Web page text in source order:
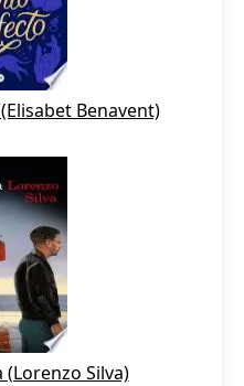
Benavent)
Silva)